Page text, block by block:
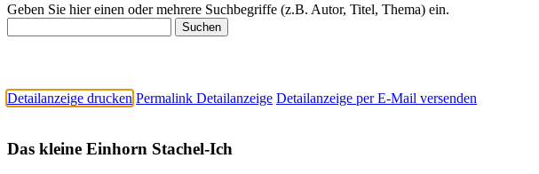
Geben Sie hier einen oder mehrere Suchbegriffe (z.B. Autor, Titel, Thema) ein.
Detailanzeige drucken Permalink Detailanzeige Detailanzeige per E-Mail versenden
Das kleine Einhorn Stachel-Ich